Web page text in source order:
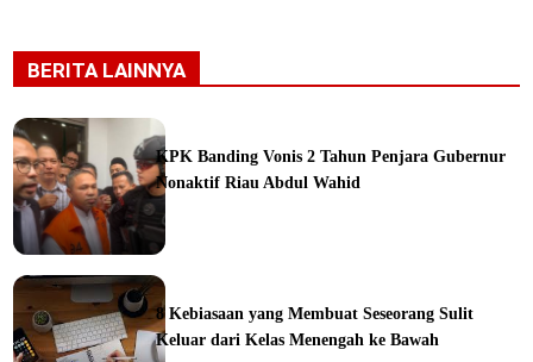
BERITA LAINNYA
KPK Banding Vonis 2 Tahun Penjara Gubernur
Nonaktif Riau Abdul Wahid
8 Kebiasaan yang Membuat Seseorang Sulit
Keluar dari Kelas Menengah ke Bawah